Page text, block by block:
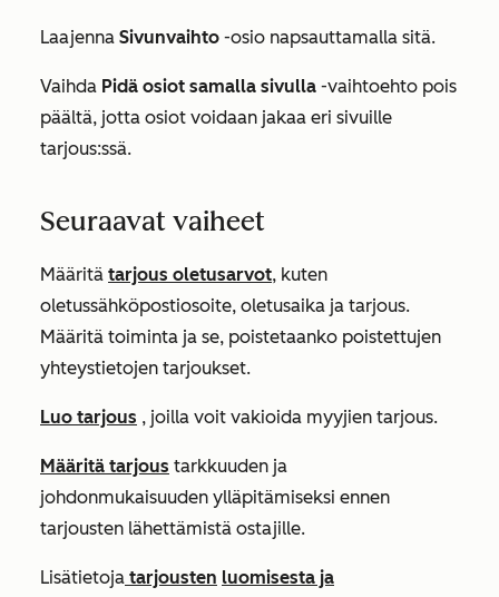
Laajenna Sivunvaihto -osio napsauttamalla sitä.
Vaihda Pidä osiot samalla sivulla -vaihtoehto pois
päältä, jotta osiot voidaan jakaa eri sivuille
tarjous:ssä.
Seuraavat vaiheet
Määritä tarjous oletusarvot, kuten
oletussähköpostiosoite, oletusaika ja tarjous.
Määritä toiminta ja se, poistetaanko poistettujen
yhteystietojen tarjoukset.
Luo tarjous , joilla voit vakioida myyjien tarjous.
Määritä tarjous tarkkuuden ja
johdonmukaisuuden ylläpitämiseksi ennen
tarjousten lähettämistä ostajille.
Lisätietoja tarjousten luomisesta ja